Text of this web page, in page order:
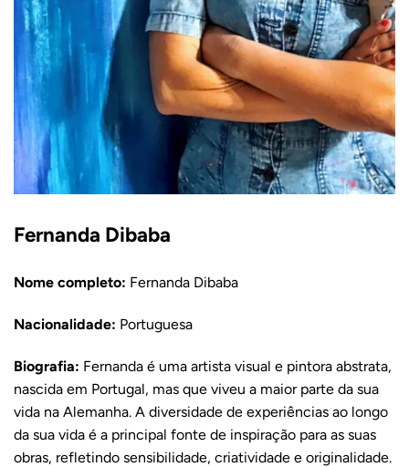
Fernanda Dibaba
Nome completo: Fernanda Dibaba
Nacionalidade: Portuguesa
Biografia: Fernanda é uma artista visual e pintora abstrata,
nascida em Portugal, mas que viveu a maior parte da sua
vida na Alemanha. A diversidade de experiências ao longo
da sua vida é a principal fonte de inspiração para as suas
obras, refletindo sensibilidade, criatividade e originalidade.